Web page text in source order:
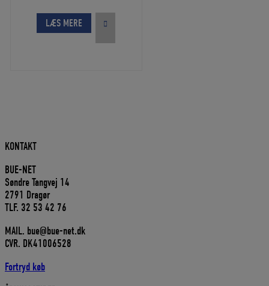
var:
120,00 DKK.
LÆS MERE
KONTAKT
BUE-NET
Søndre Tangvej 14
2791 Dragør
TLF. 32 53 42 76
MAIL. bue@bue-net.dk
CVR. DK41006528
Fortryd køb